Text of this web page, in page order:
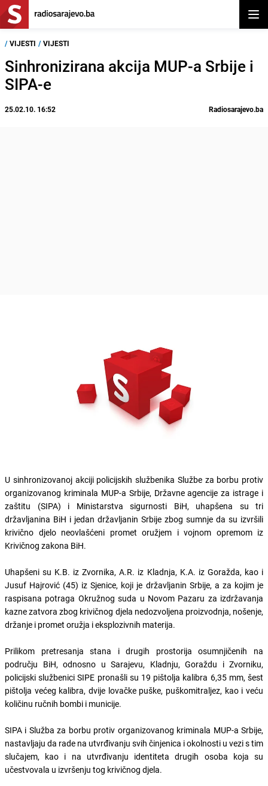
/ VIJESTI / VIJESTI
Sinhronizirana akcija MUP-a Srbije i
SIPA-e
25.02.10. 16:52 Radiosarajevo.ba
U sinhronizovanoj akciji policijskih službenika Službe za borbu protiv
organizovanog kriminala MUP-a Srbije, Državne agencije za istrage i
zaštitu (SIPA) i Ministarstva sigurnosti BiH, uhapšena su tri
državljanina BiH i jedan državljanin Srbije zbog sumnje da su izvršili
krivično djelo neovlašćeni promet oružjem i vojnom opremom iz
Krivičnog zakona BiH.
Uhapšeni su K.B. iz Zvornika, A.R. iz Kladnja, K.A. iz Goražda, kao i
Jusuf Hajrović (45) iz Sjenice, koji je državljanin Srbije, a za kojim je
raspisana potraga Okružnog suda u Novom Pazaru za izdržavanja
kazne zatvora zbog krivičnog djela nedozvoljena proizvodnja, nošenje,
držanje i promet oružja i eksplozivnih materija.
Prilikom pretresanja stana i drugih prostorija osumnjičenih na
području BiH, odnosno u Sarajevu, Kladnju, Goraždu i Zvorniku,
policijski službenici SIPE pronašli su 19 pištolja kalibra 6,35 mm, šest
pištolja većeg kalibra, dvije lovačke puške, puškomitraljez, kao i veću
količinu ručnih bombi i municije.
SIPA i Služba za borbu protiv organizovanog kriminala MUP-a Srbije,
nastavljaju da rade na utvrđivanju svih činjenica i okolnosti u vezi s tim
slučajem, kao i na utvrđivanju identiteta drugih osoba koja su
učestvovala u izvršenju tog krivičnog djela.